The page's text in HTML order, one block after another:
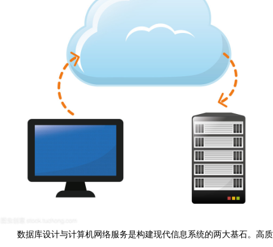
数据库设计与计算机网络服务是构建现代信息系统的两大基石。高质